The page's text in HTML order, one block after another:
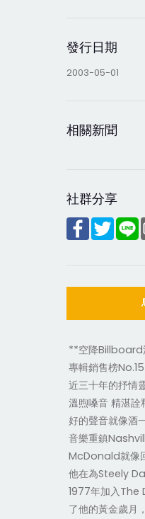
發行日期
2003-05-01
相關新聞
社群分享
**空降Billboard
專輯銷售榜
近三十年的抒情
溫煦嗓音 精湛詮
好的聲音就像酒
音樂重鎮
McDonald就像
他在為Steely
1977年加入
了他的黃金歲月